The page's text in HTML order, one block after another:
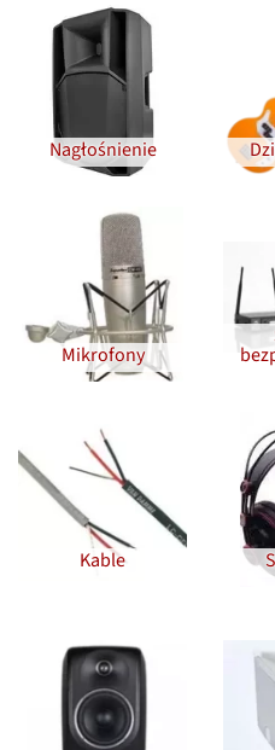
Nagłośnienie
Mikrofony
Kable